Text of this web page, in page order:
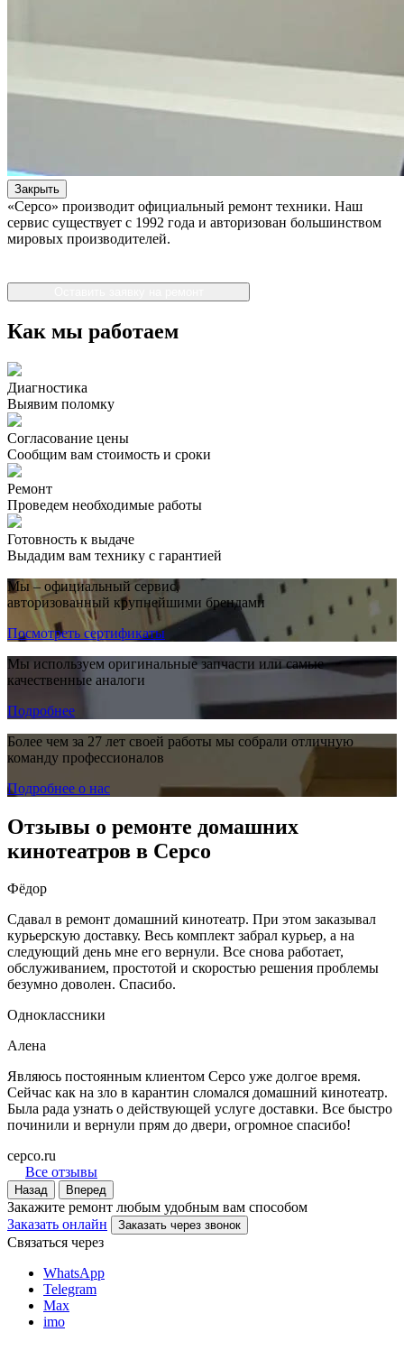
Закрыть
«Серсо» производит официальный ремонт техники. Наш
сервис существует с 1992 года и авторизован большинством
мировых производителей.
Как мы работаем
Диагностика
Выявим поломку
Согласование цены
Сообщим вам стоимость и сроки
Ремонт
Проведем необходимые работы
Готовность к выдаче
Выдадим вам технику с гарантией
Мы – официальный сервис,
авторизованный крупнейшими брендами
Посмотреть сертификаты
Мы используем оригинальные запчасти или самые
качественные аналоги
Подробнее
Более чем за 27 лет своей работы мы собрали отличную
команду профессионалов
Подробнее о нас
Отзывы о ремонте домашних
кинотеатров в Серсо
Фёдор
Сдавал в ремонт домашний кинотеатр. При этом заказывал
курьерскую доставку. Весь комплект забрал курьер, а на
следующий день мне его вернули. Все снова работает,
обслуживанием, простотой и скоростью решения проблемы
безумно доволен. Спасибо.
Одноклассники
Алена
Являюсь постоянным клиентом Серсо уже долгое время.
Сейчас как на зло в карантин сломался домашний кинотеатр.
Была рада узнать о действующей услуге доставки. Все быстро
починили и вернули прям до двери, огромное спасибо!
cepco.ru
Все отзывы
Назад Вперед
Закажите ремонт любым удобным вам способом
Заказать онлайн
Заказать через звонок
Связаться через
WhatsApp
Telegram
Max
imo